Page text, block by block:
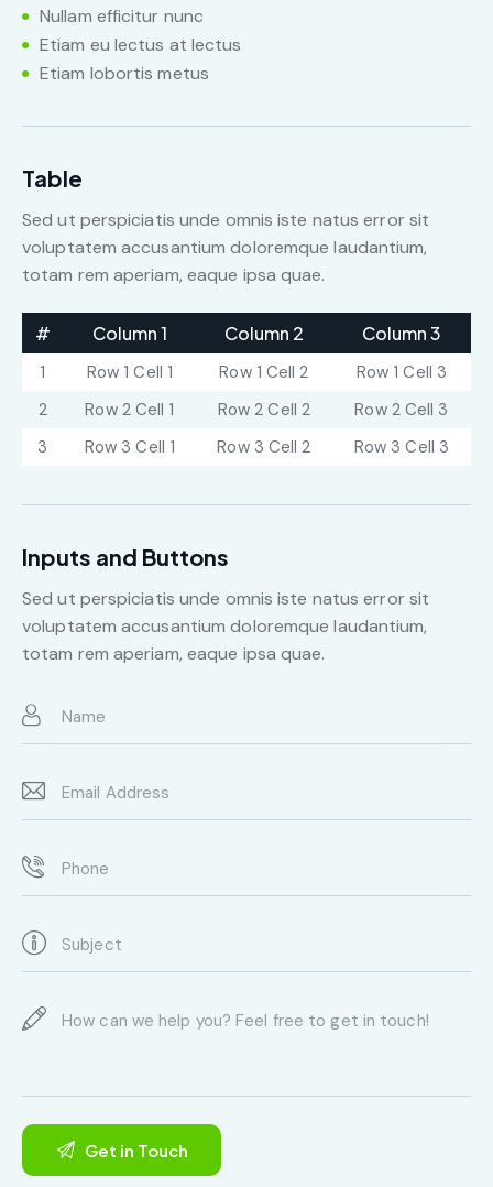
Nullam efficitur nunc
Etiam eu lectus at lectus
Etiam lobortis metus
Table
Sed ut perspiciatis unde omnis iste natus error sit
voluptatem accusantium doloremque laudantium,
totam rem aperiam, eaque ipsa quae.
# Column 1 Column 2 Column 3
1 Row 1 Cell 1 Row 1 Cell 2
Row 1 Cell 3
2
Row 2 Cell 1 Row 2 Cell 2
Row 2 Cell 3
3
Row 3 Cell 1 Row 3 Cell 2 Row 3 Cell 3
Inputs and Buttons
Sed ut perspiciatis unde omnis iste natus error sit
voluptatem accusantium doloremque laudantium,
totam rem aperiam, eaque ipsa quae.